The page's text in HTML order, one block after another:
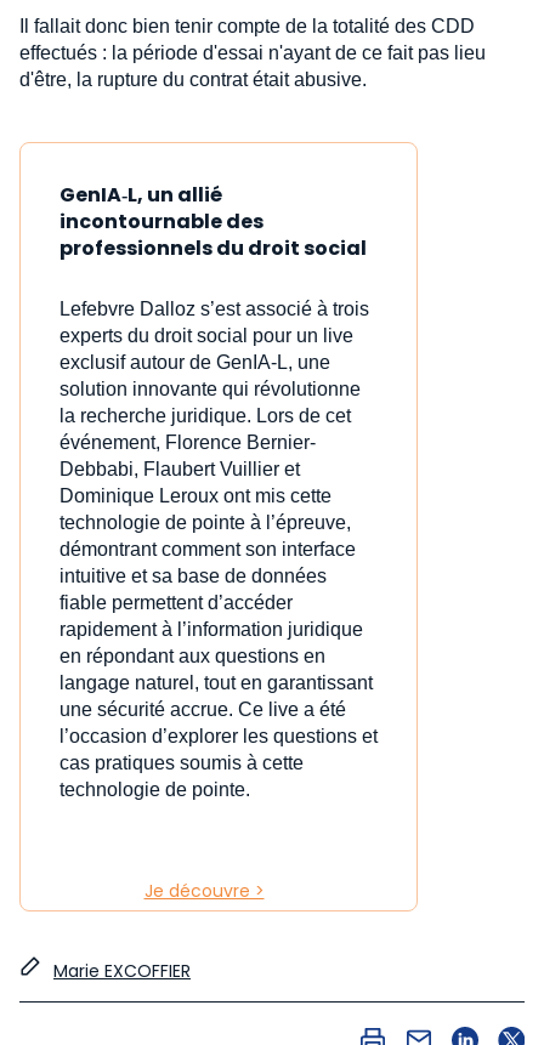
Il fallait donc bien tenir compte de la totalité des CDD
effectués : la période d'essai n'ayant de ce fait pas lieu
d'être, la rupture du contrat était abusive.
GenIA‑L, un allié
incontournable des
professionnels du droit social
Lefebvre Dalloz s’est associé à trois
experts du droit social pour un live
exclusif autour de GenIA‑L, une
solution innovante qui révolutionne
la recherche juridique. Lors de cet
événement, Florence Bernier-
Debbabi, Flaubert Vuillier et
Dominique Leroux ont mis cette
technologie de pointe à l’épreuve,
démontrant comment son interface
intuitive et sa base de données
fiable permettent d’accéder
rapidement à l’information juridique
en répondant aux questions en
langage naturel, tout en garantissant
une sécurité accrue. Ce live a été
l’occasion d’explorer les questions et
cas pratiques soumis à cette
technologie de pointe.
Je découvre >
Marie EXCOFFIER